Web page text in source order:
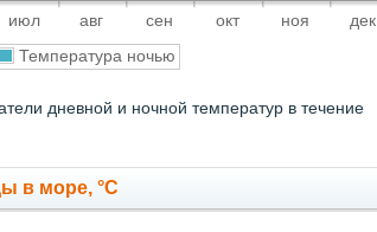
июл авг сен окт ноя дек
Температура ночью
дневной и ночной температур в течение
в море, °C